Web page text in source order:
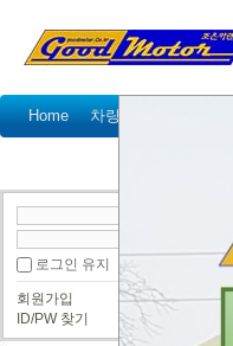
Home 차량정비가격표
로그인 유지
회원가입
ID/PW 찾기